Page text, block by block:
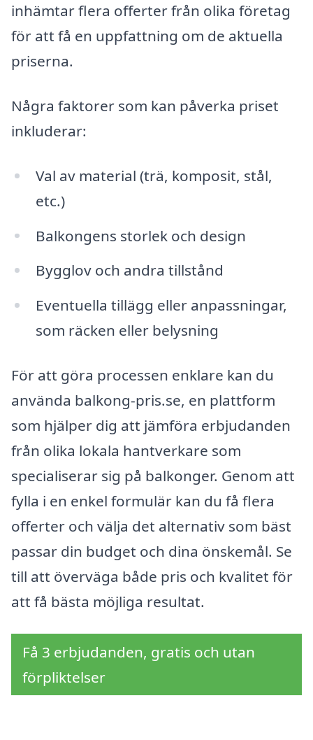
inhämtar flera offerter från olika företag
för att få en uppfattning om de aktuella
priserna.
Några faktorer som kan påverka priset
inkluderar:
Val av material (trä, komposit, stål,
etc.)
Balkongens storlek och design
Bygglov och andra tillstånd
Eventuella tillägg eller anpassningar,
som räcken eller belysning
För att göra processen enklare kan du
använda balkong-pris.se, en plattform
som hjälper dig att jämföra erbjudanden
från olika lokala hantverkare som
specialiserar sig på balkonger. Genom att
fylla i en enkel formulär kan du få flera
offerter och välja det alternativ som bäst
passar din budget och dina önskemål. Se
till att överväga både pris och kvalitet för
att få bästa möjliga resultat.
Få 3 erbjudanden, gratis och utan
förpliktelser